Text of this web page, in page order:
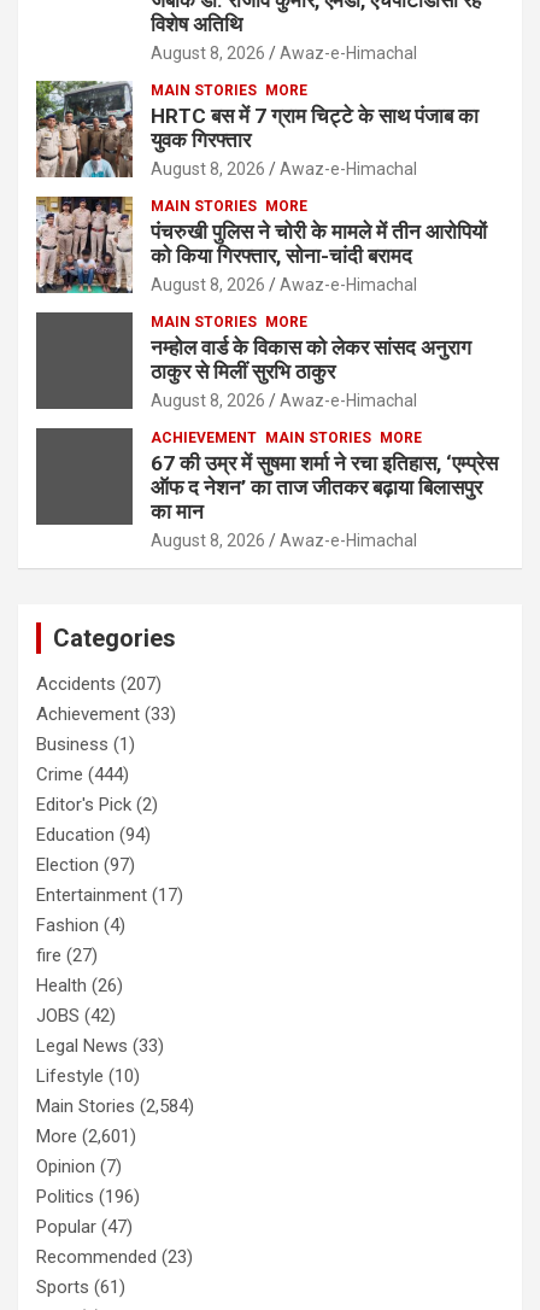
विशेष अतिथि
August 8, 2026 Awaz-e-Himachal
MAIN STORIES MORE
HRTC बस में 7 ग्राम चिट्टे के साथ पंजाब का
युवक गिरफ्तार
August 8, 2026 Awaz-e-Himachal
MAIN STORIES MORE
पंचरुखी पुलिस ने चोरी के मामले में तीन आरोपियों
को किया गिरफ्तार, सोना-चांदी बरामद
August 8, 2026 Awaz-e-Himachal
MAIN STORIES MORE
नम्होल वार्ड के विकास को लेकर सांसद अनुराग
ठाकुर से मिलीं सुरभि ठाकुर
August 8, 2026 Awaz-e-Himachal
ACHIEVEMENT MAIN STORIES MORE
67 की उम्र में सुषमा शर्मा ने रचा इतिहास, ‘एम्प्रेस
ऑफ द नेशन’ का ताज जीतकर बढ़ाया बिलासपुर
का मान
August 8, 2026 Awaz-e-Himachal
Categories
Accidents (207)
Achievement (33)
Business (1)
Crime (444)
Editor's Pick (2)
Education (94)
Election (97)
Entertainment (17)
Fashion (4)
fire (27)
Health (26)
JOBS (42)
Legal News (33)
Lifestyle (10)
Main Stories (2,584)
More (2,601)
Opinion (7)
Politics (196)
Popular (47)
Recommended (23)
Sports (61)